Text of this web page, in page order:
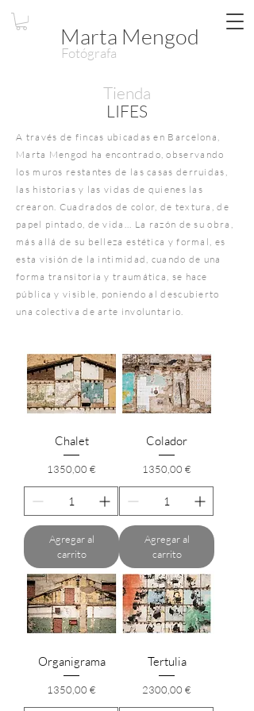
Marta Mengod
Fotógrafa
Tienda
LIFES
A través de fincas ubicadas en Barcelona,
Marta Mengod ha encontrado, observando
los muros restantes de las casas derruidas,
las historias y las vidas de quienes las
crearon. Cuadrados de color, de textura, de
papel pintado, de vida... La razón de su obra,
más allá de su belleza estética y formal, es
esta visión de la intimidad, cuando de una
forma transitoria y traumática, se hace
pública y visible, poniendo al descubierto
una colectiva de arte involuntario.
Chalet
Precio
1350,00 €
Agregar al
carrito
Colador
Precio
1350,00 €
Agregar al
carrito
Organigrama
Precio
1350,00 €
Tertulia
Precio
2300,00 €